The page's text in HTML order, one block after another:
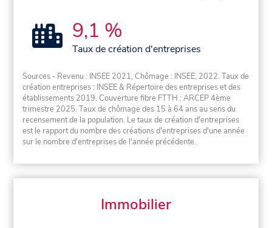
9,1 %
Taux de création d'entreprises
Sources - Revenu : INSEE 2021, Chômage : INSEE, 2022. Taux de
création entreprises : INSEE & Répertoire des entreprises et des
établissements 2019. Couverture fibre FTTH : ARCEP 4ème
trimestre 2025. Taux de chômage des 15 à 64 ans au sens du
recensement de la population. Le taux de création d'entreprises
est le rapport du nombre des créations d'entreprises d'une année
sur le nombre d'entreprises de l'année précédente.
Immobilier